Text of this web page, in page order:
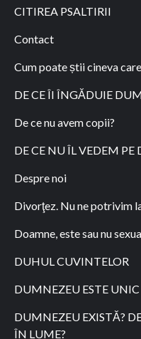
CITIREA PSALTIRII
Contact
Cum poate știi cineva
DE CE ÎI ÎNGĂDUIE
De ce nu avem copii?
DE CE NU ÎL VEDEM PE
Despre noi
Divorţez. Nu ne potrivim
Doamne, este sau nu
DUHUL CUVINTELOR
DUMNEZEU ESTE UNIC
DUMNEZEU EXISTĂ?
ÎN LUME?